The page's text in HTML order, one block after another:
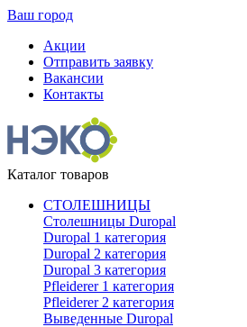
Ваш город
Акции
Отправить заявку
Вакансии
Контакты
Каталог товаров
СТОЛЕШНИЦЫ
Столешницы Duropal
Duropal 1 категория
Duropal 2 категория
Duropal 3 категория
Pfleiderer 1 категория
Pfleiderer 2 категория
Выведенные Duropal